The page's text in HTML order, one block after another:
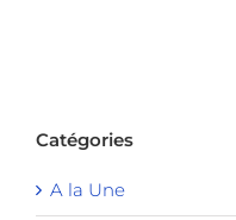
Catégories
A la Une